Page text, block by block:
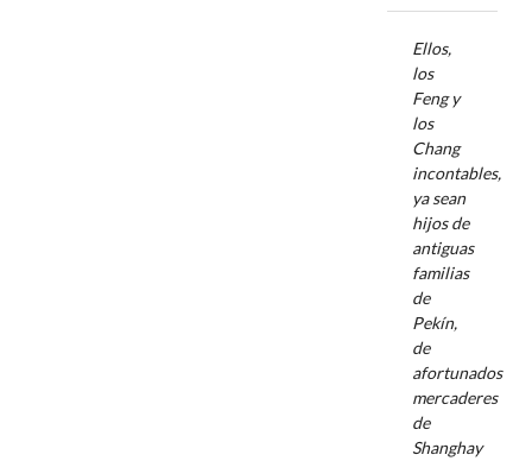
Ellos,
los
Feng y
los
Chang
incontables,
ya sean
hijos de
antiguas
familias
de
Pekín,
de
afortunados
mercaderes
de
Shanghay